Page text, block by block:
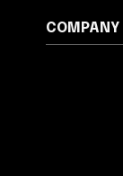
COMPANY